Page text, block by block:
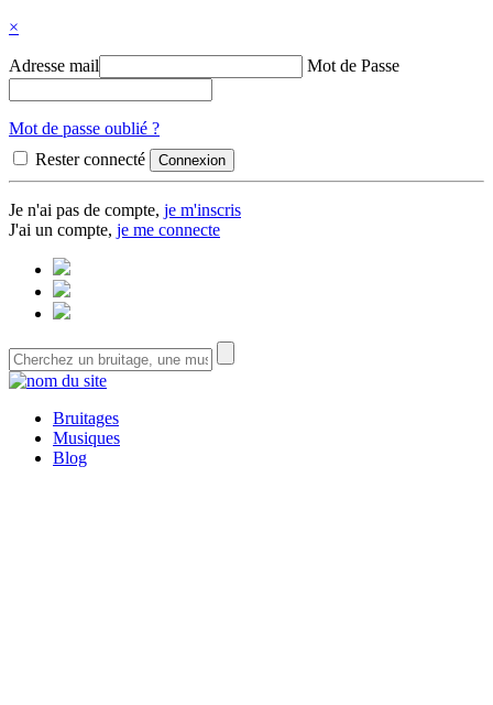
×
Adresse mail Mot de Passe
Mot de passe oublié ?
Rester connecté
Je n'ai pas de compte, je m'inscris
J'ai un compte, je me connecte
Bruitages
Musiques
Blog